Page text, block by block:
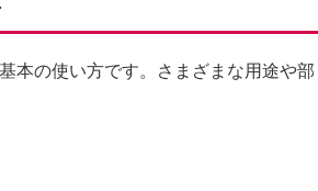
本の使い方です。さまざまな用途や部